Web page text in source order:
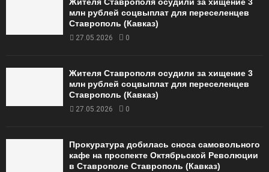
Жителя Ставрополя осудили за хищение 3
млн рублей соцвыплат для переселенцев
Ставрополь (Кавказ)
27.05.2026 0
Жителя Ставрополя осудили за хищение 3
млн рублей соцвыплат для переселенцев
Ставрополь (Кавказ)
27.05.2026 0
Прокуратура добилась сноса самовольного
кафе на проспекте Октябрьской Революции
в Ставрополе Ставрополь (Кавказ)